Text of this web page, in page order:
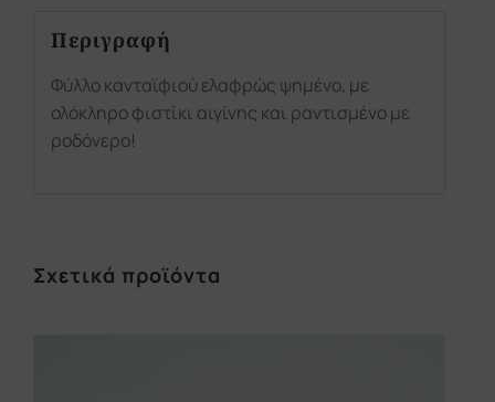
Περιγραφή
Φύλλο κανταϊφιού ελαφρώς ψημένο, με
ολόκληρο φιστίκι αιγίνης και ραντισμένο με
ροδόνερο!
Σχετικά προϊόντα